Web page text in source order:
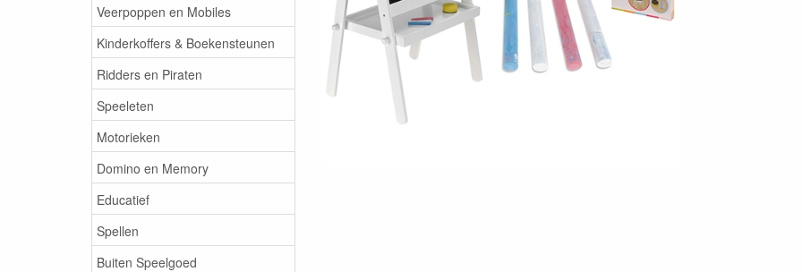
Veerpoppen en Mobiles
Kinderkoffers & Boekensteunen
Ridders en Piraten
Speeleten
Motorieken
Domino en Memory
Educatief
Spellen
Buiten Speelgoed